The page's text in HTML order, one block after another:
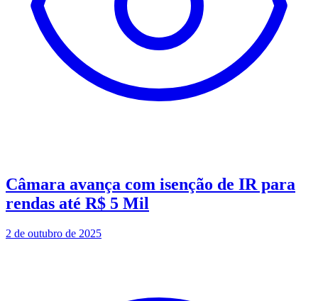
Câmara avança com isenção de IR para
rendas até R$ 5 Mil
2 de outubro de 2025